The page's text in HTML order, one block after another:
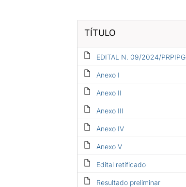
TÍTULO
EDITAL N. 09/2024/PRPIPG
Anexo I
Anexo II
Anexo III
Anexo IV
Anexo V
Edital retificado
Resultado preliminar